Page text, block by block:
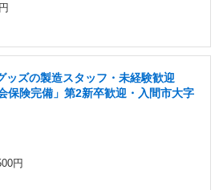
ッズの製造スタッフ・未経験歓迎
保険完備」第2新卒歓迎・入間市大字
円